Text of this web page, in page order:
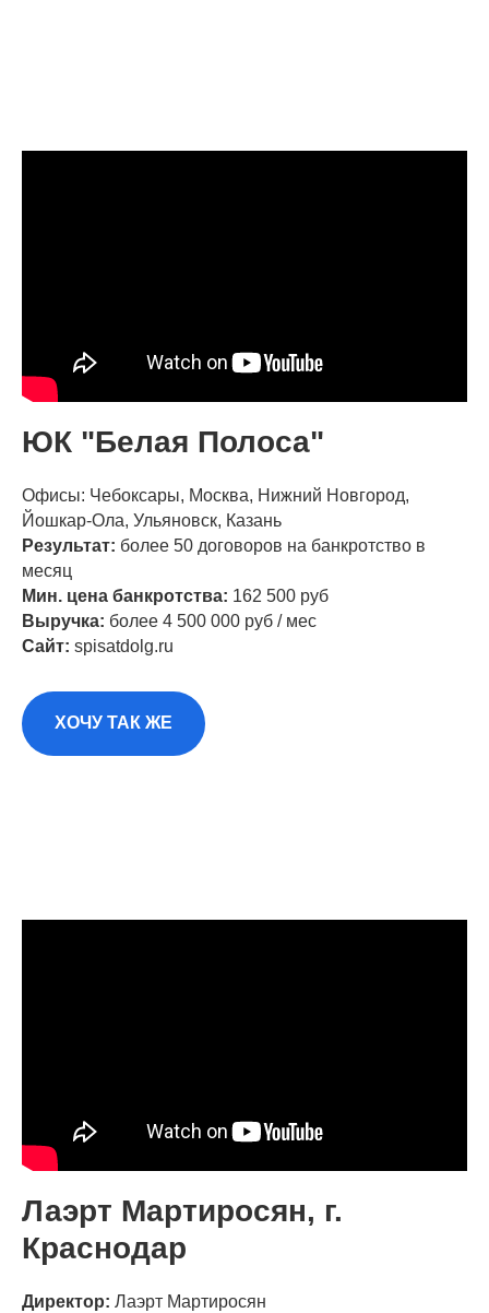
ЮК "Белая Полоса"
Офисы: Чебоксары, Москва, Нижний Новгород,
Йошкар-Ола, Ульяновск, Казань
Результат: более 50 договоров на банкротство в
месяц
Мин. цена банкротства: 162 500 руб
Выручка: более 4 500 000 руб / мес
Сайт: spisatdolg.ru
ХОЧУ ТАК ЖЕ
Лаэрт Мартиросян, г.
Краснодар
Директор: Лаэрт Мартиросян